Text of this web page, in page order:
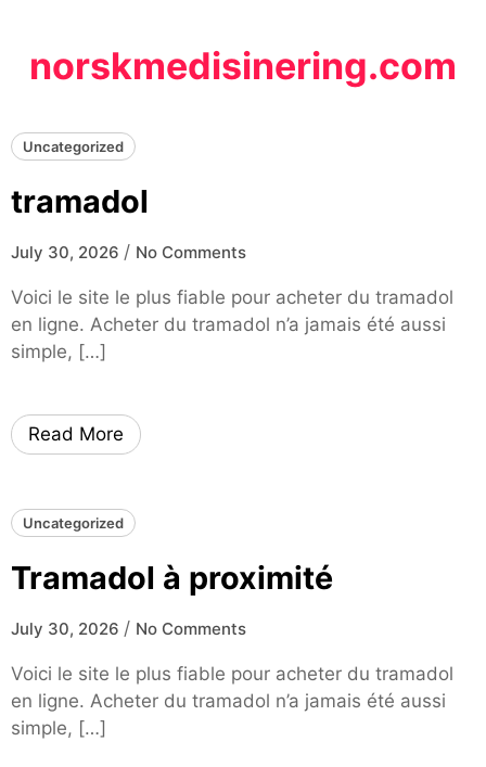
contentnorskmedisinering.com
Uncategorized
tramadol
July 30, 2026 / No Comments
Voici le site le plus fiable pour acheter du tramadol
en ligne. Acheter du tramadol n’a jamais été aussi
simple, […]
Read More
Uncategorized
Tramadol à proximité
July 30, 2026 / No Comments
Voici le site le plus fiable pour acheter du tramadol
en ligne. Acheter du tramadol n’a jamais été aussi
simple, […]